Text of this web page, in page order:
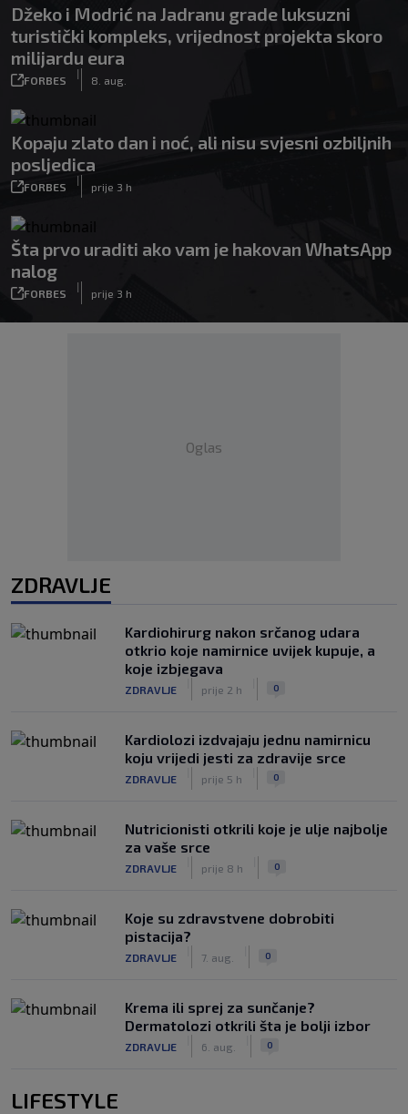
Džeko i Modrić na Jadranu grade luksuzni
turistički kompleks, vrijednost projekta skoro
milijardu eura
FORBES
|
8. aug.
Kopaju zlato dan i noć, ali nisu svjesni ozbiljnih
posljedica
FORBES
|
prije 3 h
Šta prvo uraditi ako vam je hakovan WhatsApp
nalog
FORBES
|
prije 3 h
Oglas
ZDRAVLJE
Kardiohirurg nakon srčanog udara
otkrio koje namirnice uvijek kupuje, a
koje izbjegava
ZDRAVLJE prije 2 h 0
Kardiolozi izdvajaju jednu namirnicu
koju vrijedi jesti za zdravije srce
ZDRAVLJE prije 5 h 0
Nutricionisti otkrili koje je ulje najbolje
za vaše srce
ZDRAVLJE prije 8 h 0
Koje su zdravstvene dobrobiti
pistacija?
ZDRAVLJE 7. aug. 0
Krema ili sprej za sunčanje?
Dermatolozi otkrili šta je bolji izbor
ZDRAVLJE 6. aug. 0
LIFESTYLE